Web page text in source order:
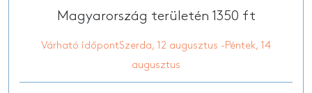
Magyarország területén 1350 ft
Várható időpontSzerda, 12 augusztus -Péntek, 14
augusztus